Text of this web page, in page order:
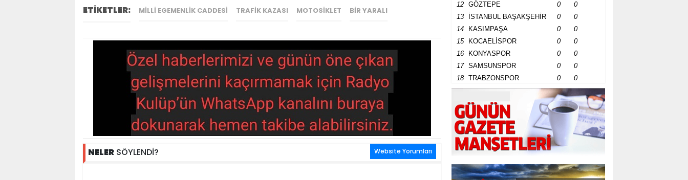
ETİKETLER: MILLI EGEMENLIK CADDESI TRAFIK KAZASI MOTOSIKLET BIR YARALI
NELER SÖYLENDİ? Website Yorumları
12
GÖZTEPE 0
0
13
İSTANBUL BAŞAKŞEHİR 0
0
14
KASIMPAŞA 0
0
15
KOCAELİSPOR 0
0
16
KONYASPOR 0
0
17
SAMSUNSPOR 0
0
18
TRABZONSPOR 0 0